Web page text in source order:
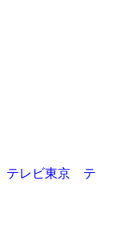
レビ東京 テ